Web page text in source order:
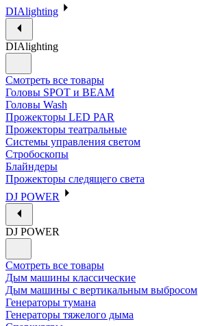
DIAlighting
DIAlighting
Смотреть все товары
Головы SPOT и BEAM
Головы Wash
Прожекторы LED PAR
Прожекторы театральные
Системы управления светом
Стробоскопы
Блайндеры
Прожекторы следящего света
DJ POWER
DJ POWER
Смотреть все товары
Дым машины классические
Дым машины с вертикальным выбросом
Генераторы тумана
Генераторы тяжелого дыма